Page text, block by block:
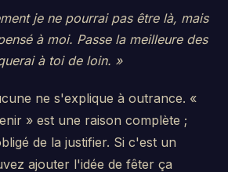
je ne pourrai pas être là, mais
à moi. Passe la meilleure des
à toi de loin. »
ne s'explique à outrance. «
» est une raison complète ;
de la justifier. Si c'est un
ajouter l'idée de fêter ça